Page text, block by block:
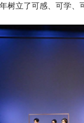
树立了可感、可学、